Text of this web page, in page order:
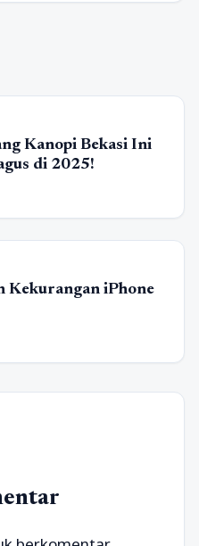
Kanopi Bekasi Ini
di 2025!
Kekurangan iPhone